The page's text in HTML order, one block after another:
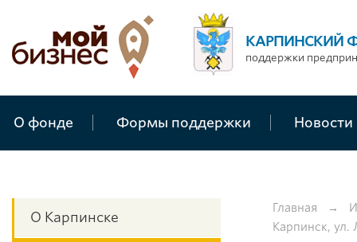
КАРПИНСКИЙ
поддержки
О фонде Формы поддержки Новости
О Карпинске
Главная →
Карпинск, ул.